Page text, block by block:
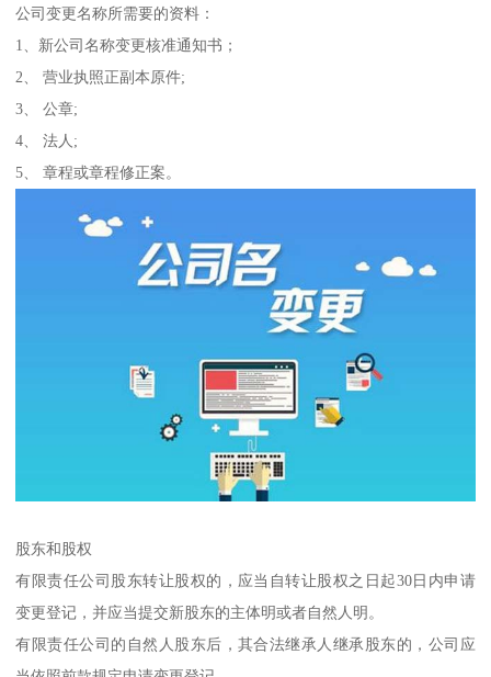
公司变更名称所需要的资料：
1、新公司名称变更核准通知书；
2、 营业执照正副本原件;
3、 公章;
4、 法人;
5、 章程或章程修正案。
股东和股权
有限责任公司股东转让股权的，应当自转让股权之日起30日内申请
变更登记，并应当提交新股东的主体明或者自然人明。
有限责任公司的自然人股东后，其合法继承人继承股东的，公司应